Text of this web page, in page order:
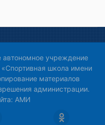
учреждение
«Спортивная школа имени
материалов
администрации.
АМИ